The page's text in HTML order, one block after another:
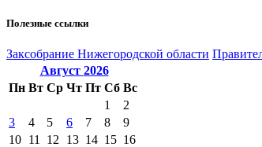
Полезные ссылки
Закcобрание Нижегородской области
Август 2026
Пн Вт Ср Чт Пт Сб Вс
1
2
3
4 5 6 7 8
9
10 11 12 13 14 15 16